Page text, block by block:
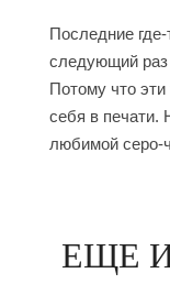
Последние
следующий раз
Потому что
себя в печати.
любимой серо-
ЕЩЕ